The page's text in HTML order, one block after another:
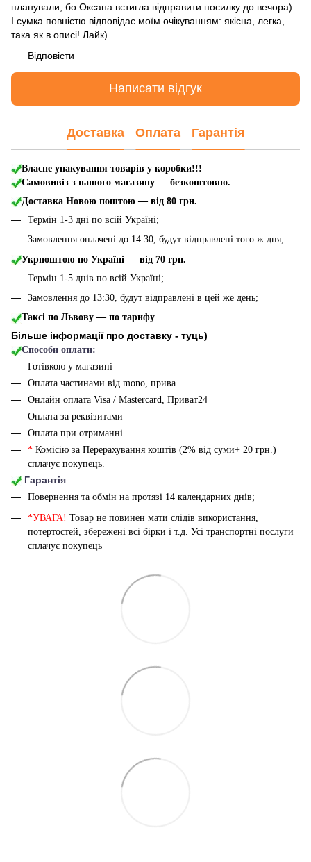
планували, бо Оксана встигла відправити посилку до вечора)
І сумка повністю відповідає моїм очікуванням: якісна, легка,
така як в описі! Лайк)
Відповісти
Написати відгук
Доставка Оплата Гарантія
Власне упакування товарів у коробки!!!
Самовивіз з нашого магазину — безкоштовно.
Доставка Новою поштою — від 80 грн.
Термін 1-3 дні по всій Україні;
Замовлення оплачені до 14:30, будут відправлені того ж дня;
Укрпоштою по Україні — від 70 грн.
Термін 1-5 днів по всій Україні;
Замовлення до 13:30, будут відправлені в цей же день;
Таксі по Львову — по тарифу
Більше інформації про доставку - туць)
Способи оплати:
Готівкою у магазині
Оплата частинами від mono, прива
Онлайн оплата Visa / Mastercard, Приват24
Оплата за реквізитами
Оплата при отриманні
* Комісію за Перерахування коштів (2% від суми+ 20 грн.)
сплачує покупець.
Гарантія
Повернення та обмін на протязі 14 календарних днів;
*УВАГА! Товар не повинен мати слідів використання,
потертостей, збережені всі бірки і т.д. Усі транспортні послуги
сплачує покупець